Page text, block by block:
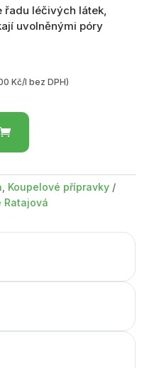
řadu léčivých látek,
uvolněnými póry
Kč/l bez DPH)
Koupelové přípravky
Ratajová